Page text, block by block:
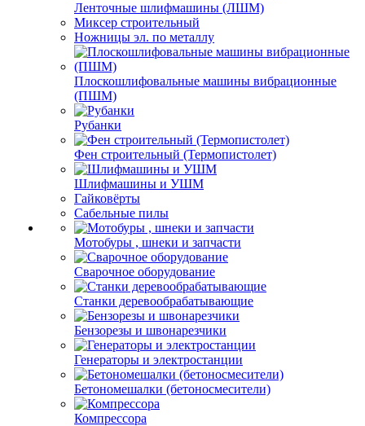
Ленточные шлифмашины (ЛШМ)
Миксер строительный
Ножницы эл. по металлу
Плоскошлифовальные машины вибрационные
(ПШМ)
Рубанки
Фен строительный (Термопистолет)
Шлифмашины и УШМ
Гайковёрты
Сабельные пилы
Мотобуры , шнеки и запчасти
Сварочное оборудование
Станки деревообрабатывающие
Бензорезы и швонарезчики
Генераторы и электростанции
Бетономешалки (бетоносмесители)
Компрессора